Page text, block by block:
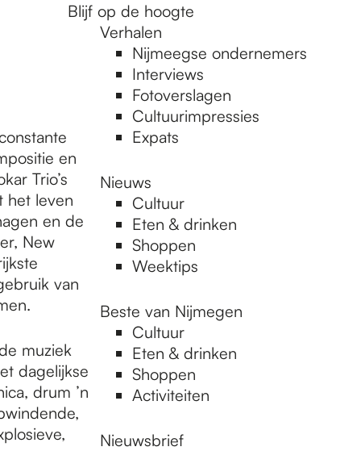
Blijf op de hoogte
Verhalen
Nijmeegse ondernemers
Interviews
Fotoverslagen
Cultuurimpressies
Expats
Nieuws
Cultuur
Eten & drinken
Shoppen
Weektips
Beste van Nijmegen
Cultuur
Eten & drinken
Shoppen
Activiteiten
Nieuwsbrief
en
Trio’s
het leven
en de
New
van
muziek
dagelijkse
drum ’n